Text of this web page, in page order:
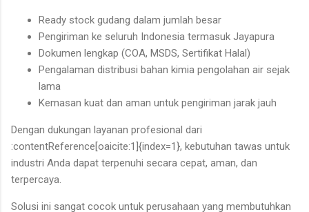
Ready stock gudang dalam jumlah besar
Pengiriman ke seluruh Indonesia termasuk Jayapura
Dokumen lengkap (COA, MSDS, Sertifikat Halal)
Pengalaman distribusi bahan kimia pengolahan air sejak
lama
Kemasan kuat dan aman untuk pengiriman jarak jauh
Dengan dukungan layanan profesional dari
:contentReference[oaicite:1]{index=1}, kebutuhan tawas untuk
industri Anda dapat terpenuhi secara cepat, aman, dan
terpercaya.
Solusi ini sangat cocok untuk perusahaan yang membutuhkan